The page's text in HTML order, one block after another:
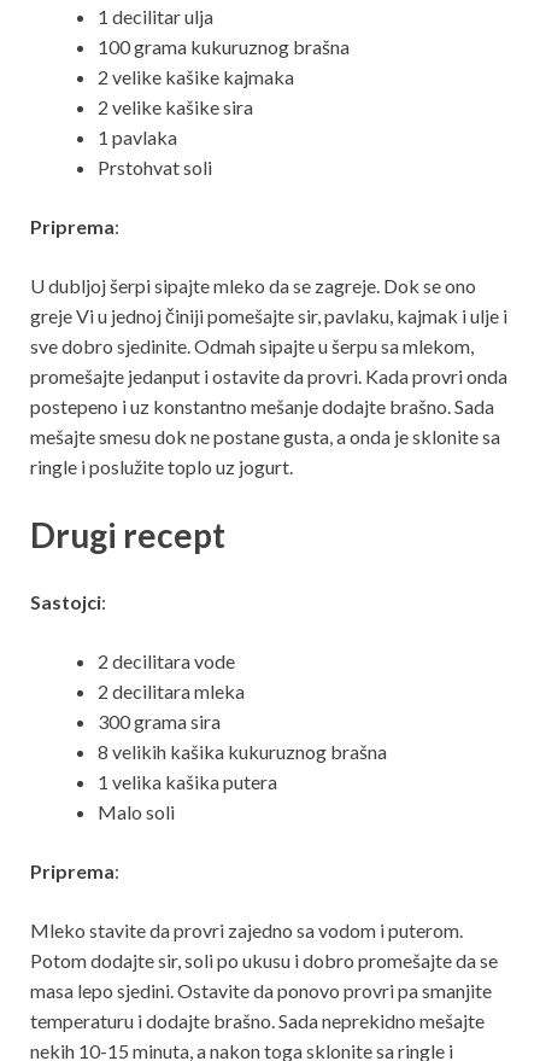
1 decilitar ulja
100 grama kukuruznog brašna
2 velike kašike kajmaka
2 velike kašike sira
1 pavlaka
Prstohvat soli
Priprema:
U dubljoj šerpi sipajte mleko da se zagreje. Dok se ono
greje Vi u jednoj činiji pomešajte sir, pavlaku, kajmak i ulje i
sve dobro sjedinite. Odmah sipajte u šerpu sa mlekom,
promešajte jedanput i ostavite da provri. Kada provri onda
postepeno i uz konstantno mešanje dodajte brašno. Sada
mešajte smesu dok ne postane gusta, a onda je sklonite sa
ringle i poslužite toplo uz jogurt.
Drugi recept
Sastojci:
2 decilitara vode
2 decilitara mleka
300 grama sira
8 velikih kašika kukuruznog brašna
1 velika kašika putera
Malo soli
Priprema:
Mleko stavite da provri zajedno sa vodom i puterom.
Potom dodajte sir, soli po ukusu i dobro promešajte da se
masa lepo sjedini. Ostavite da ponovo provri pa smanjite
temperaturu i dodajte brašno. Sada neprekidno mešajte
nekih 10-15 minuta, a nakon toga sklonite sa ringle i